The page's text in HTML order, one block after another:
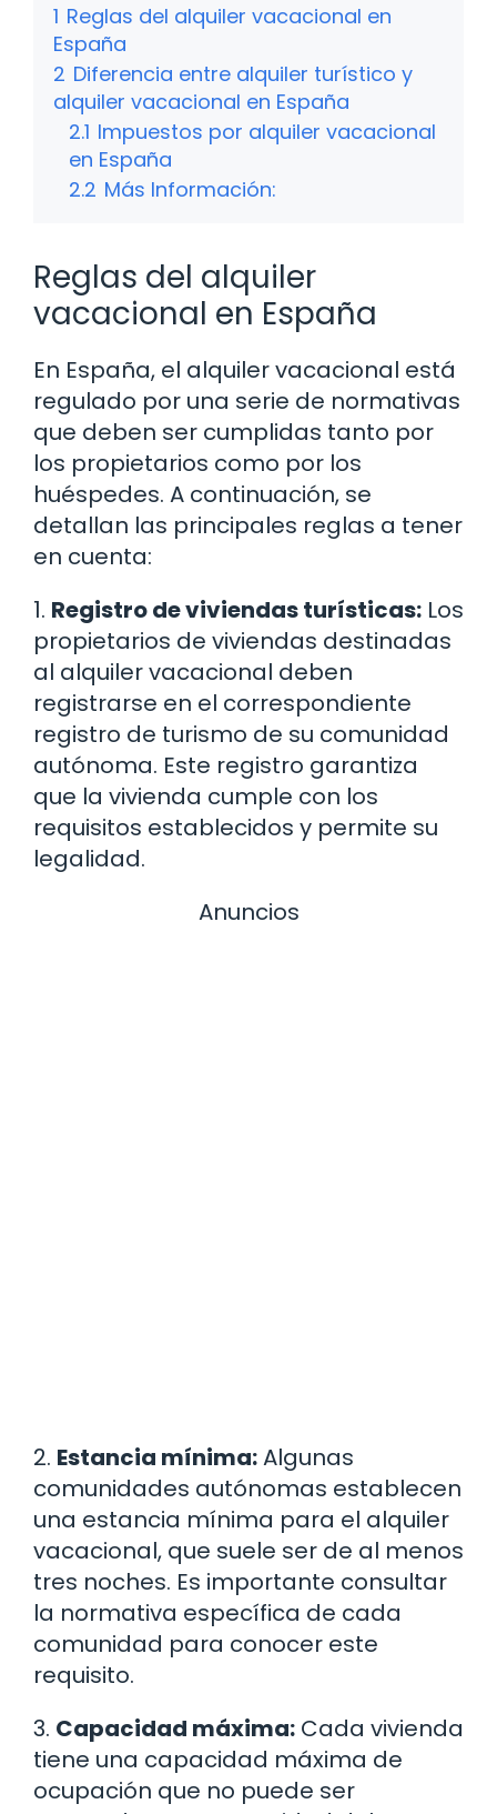
1 Reglas del alquiler vacacional en
España
2 Diferencia entre alquiler turístico y
alquiler vacacional en España
2.1 Impuestos por alquiler vacacional
en España
2.2 Más Información:
Reglas del alquiler
vacacional en España
En España, el alquiler vacacional está
regulado por una serie de normativas
que deben ser cumplidas tanto por
los propietarios como por los
huéspedes. A continuación, se
detallan las principales reglas a tener
en cuenta:
1. Registro de viviendas turísticas: Los
propietarios de viviendas destinadas
al alquiler vacacional deben
registrarse en el correspondiente
registro de turismo de su comunidad
autónoma. Este registro garantiza
que la vivienda cumple con los
requisitos establecidos y permite su
legalidad.
Anuncios
2. Estancia mínima:Algunas
comunidades autónomas establecen
una estancia mínima para el alquiler
vacacional, que suele ser de al menos
tres noches. Es importante consultar
la normativa específica de cada
comunidad para conocer este
requisito.
3. Capacidad máxima: Cada vivienda
tiene una capacidad máxima de
ocupación que no puede ser